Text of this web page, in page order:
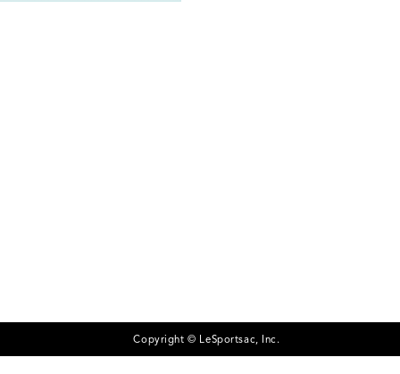
Copyright © LeSportsac, Inc.